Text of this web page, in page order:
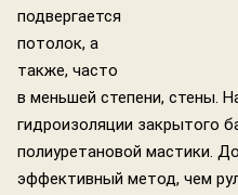
подвергается
потолок, а
также, часто
в меньшей степени, стены.
гидроизоляции закрытого
полиуретановой мастики.
эффективный метод, чем